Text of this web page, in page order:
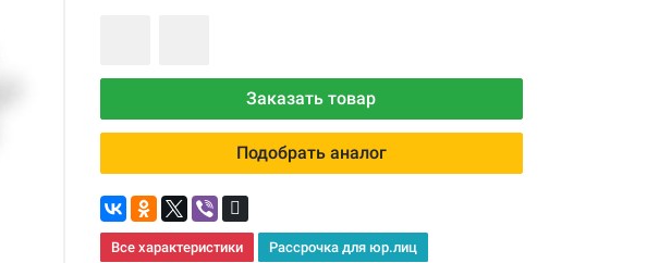
Заказать товар
Подобрать аналог
Все характеристики Рассрочка для юр.лиц